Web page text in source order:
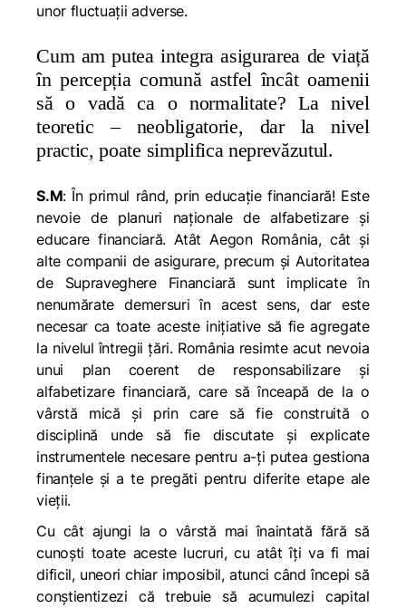
unor fluctuaţii adverse.
Cum am putea integra asigurarea de viață
în percepția comună astfel încât oamenii
să o vadă ca o normalitate? La nivel
teoretic – neobligatorie, dar la nivel
practic, poate simplifica neprevăzutul.
S.M: În primul rând, prin educație financiară! Este
nevoie de planuri naționale de alfabetizare și
educare financiară. Atât Aegon România, cât și
alte companii de asigurare, precum și Autoritatea
de Supraveghere Financiară sunt implicate în
nenumărate demersuri în acest sens, dar este
necesar ca toate aceste inițiative să fie agregate
la nivelul întregii țări. România resimte acut nevoia
unui plan coerent de responsabilizare şi
alfabetizare financiară, care să înceapă de la o
vârstă mică și prin care să fie construită o
disciplină unde să fie discutate și explicate
instrumentele necesare pentru a-ți putea gestiona
finanțele și a te pregăti pentru diferite etape ale
vieţii.
Cu cât ajungi la o vârstă mai înaintată fără să
cunoști toate aceste lucruri, cu atât îți va fi mai
dificil, uneori chiar imposibil, atunci când începi să
conștientizezi că trebuie să acumulezi capital